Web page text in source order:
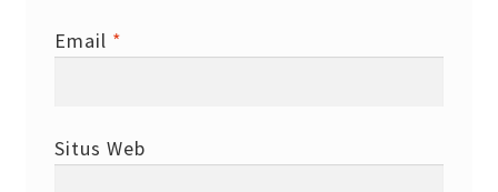
Email *
Situs Web